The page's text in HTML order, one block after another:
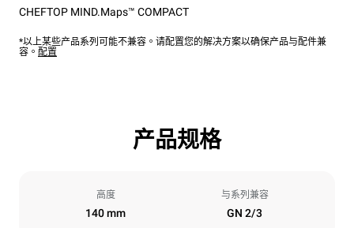
CHEFTOP MIND.Maps™ COMPACT
*以上某些产品系列可能不兼容。请配置您的解决方案以确保产品与配件兼
容。 配置
产品规格
高度
140 mm
与系列兼容
GN 2/3